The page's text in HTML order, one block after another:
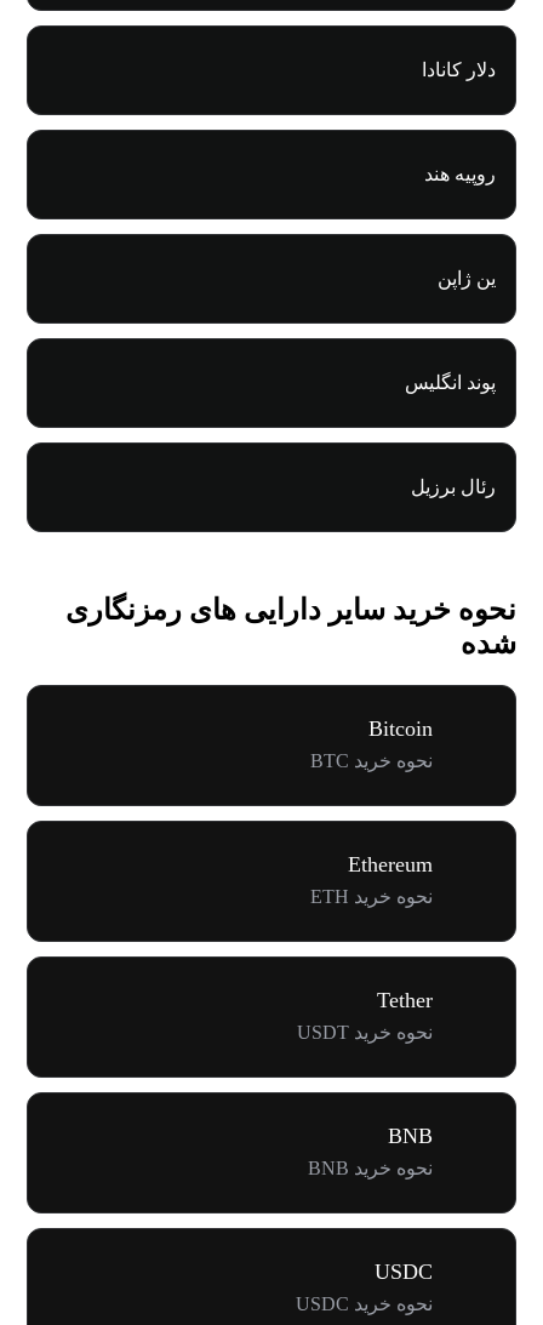
دلار کانادا
روپیه هند
ین ژاپن
پوند انگلیس
رئال برزیل
نحوه خرید سایر دارایی های رمزنگاری
شده
Bitcoin
نحوه خرید BTC
Ethereum
نحوه خرید ETH
Tether
نحوه خرید USDT
BNB
نحوه خرید BNB
USDC
نحوه خرید USDC